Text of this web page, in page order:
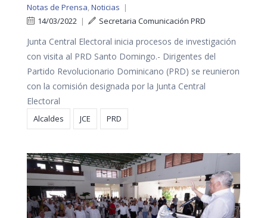
Notas de Prensa,Noticias |
14/03/2022 | Secretaria Comunicación PRD
Junta Central Electoral inicia procesos de investigación
con visita al PRD Santo Domingo.- Dirigentes del
Partido Revolucionario Dominicano (PRD) se reunieron
con la comisión designada por la Junta Central
Electoral
Alcaldes JCE PRD